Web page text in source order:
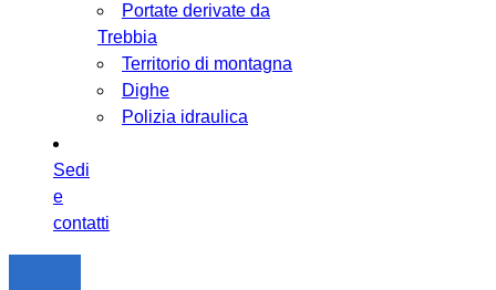
Portate derivate da
Trebbia
Territorio di montagna
Dighe
Polizia idraulica
Sedi
e
contatti